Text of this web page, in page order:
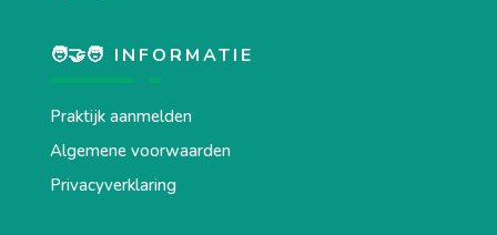
🧑‍🤝‍🧑 INFORMATIE
Praktijk aanmelden
Algemene voorwaarden
Privacyverklaring